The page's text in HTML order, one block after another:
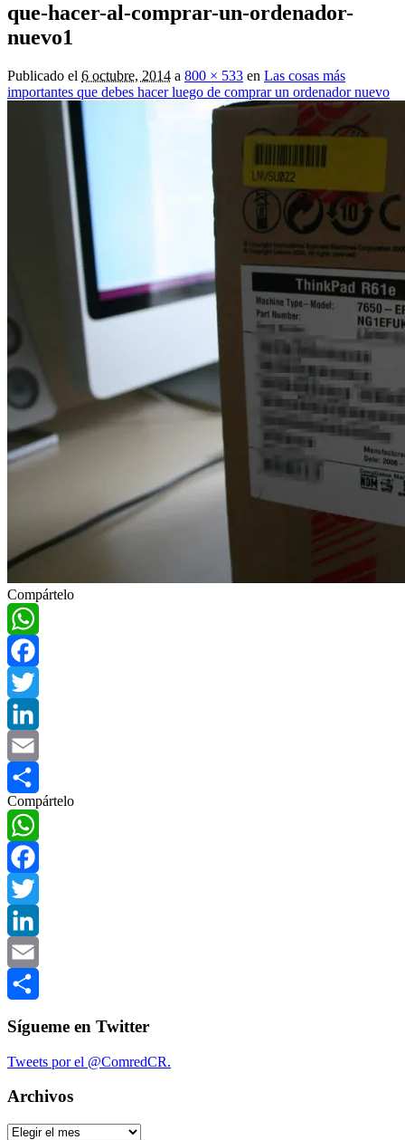
que-hacer-al-comprar-un-ordenador-
nuevo1
Publicado el 6 octubre, 2014 a 800 × 533 en Las cosas más
importantes que debes hacer luego de comprar un ordenador nuevo
Compártelo
WhatsApp
Facebook
Twitter
LinkedIn
Email
Compartir
Compártelo
WhatsApp
Facebook
Twitter
LinkedIn
Email
Sígueme en Twitter
Tweets por el @ComredCR.
Archivos
Archivos